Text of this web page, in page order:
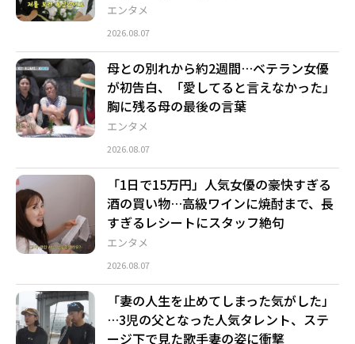
エンタメ
2026.08.07
エンタメ
母との別れから約2週間…ベテラン女優
が初告白、「愛してると言えなかった」
胸に残る母の最後の言葉
2026.08.07
エンタメ
「1日で15万円」人気女優の豪快すぎる
酒の買い物…高級ワインに焼酎まで、長
すぎるレシートにスタッフ絶句
2026.08.07
「妻の人生を止めてしまった気がした」
…3児の父となった人気タレント、ステ
ージ下で見た歌手妻の姿に衝撃